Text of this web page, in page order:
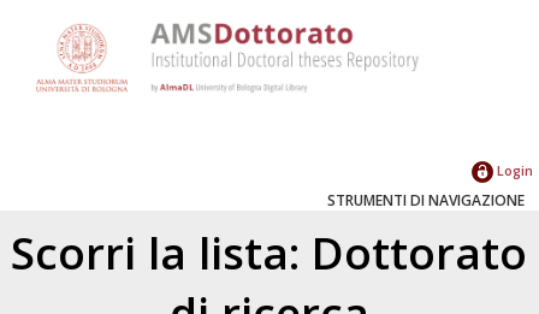
Login
STRUMENTI DI NAVIGAZIONE
Scorri la lista: Dottorato